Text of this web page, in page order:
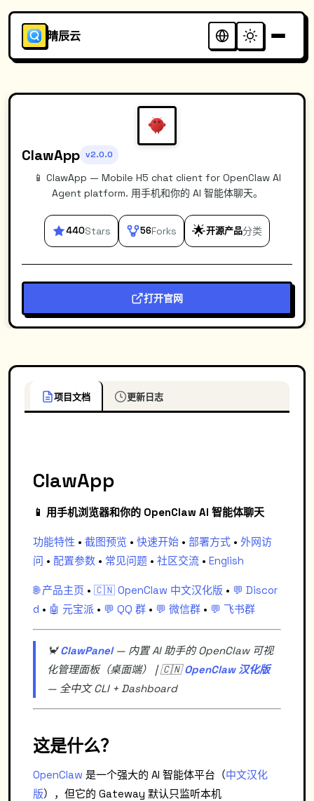
晴辰云
ClawApp v2.0.0
📱 ClawApp — Mobile H5 chat client for OpenClaw AI
Agent platform. 用手机和你的 AI 智能体聊天。
440Stars 56Forks 🌟开源产品分类
打开官网
项目文档 更新日志
ClawApp
📱 用手机浏览器和你的 OpenClaw AI 智能体聊天
功能特性 • 截图预览 • 快速开始 • 部署方式 • 外网访
问 • 配置参数 • 常见问题 • 社区交流 • English
🌐 产品主页 • 🇨🇳 OpenClaw 中文汉化版 • 💬 Discor
d • 🤖 元宝派 • 💬 QQ 群 • 💬 微信群 • 💬 飞书群
🦀ClawPanel— 内置 AI 助手的 OpenClaw 可视
化管理面板（桌面端） | 🇨🇳OpenClaw 汉化版
— 全中文 CLI + Dashboard
这是什么？
OpenClaw 是一个强大的 AI 智能体平台（中文汉化
版），但它的 Gateway 默认只监听本机